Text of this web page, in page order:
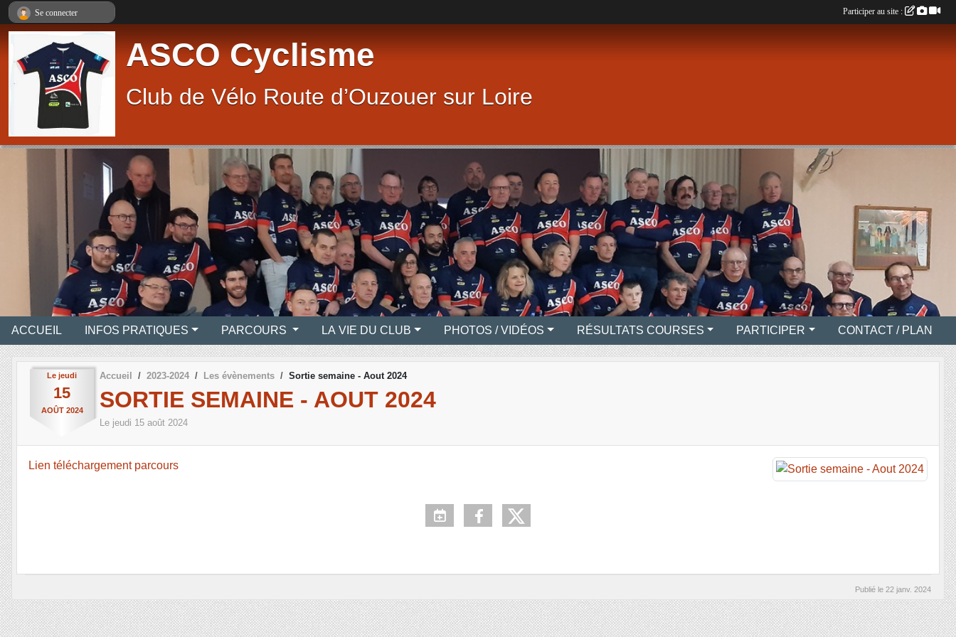
ASCO Cyclisme
Club de Vélo Route d’Ouzouer sur Loire
ACCUEIL INFOS PRATIQUES PARCOURS LA VIE DU CLUB PHOTOS / VIDÉOS RÉSULTATS COURSES PARTICIPER CONTACT / PLAN
Le jeudi
15
AOÛT 2024
Accueil 2023-2024 Les évènements Sortie semaine - Aout 2024
SORTIE SEMAINE - AOUT 2024
Le jeudi 15 août 2024
Lien téléchargement parcours
Publié le 22 janv. 2024
Se connecter Participer au site :
Panneau de gestion des cookies